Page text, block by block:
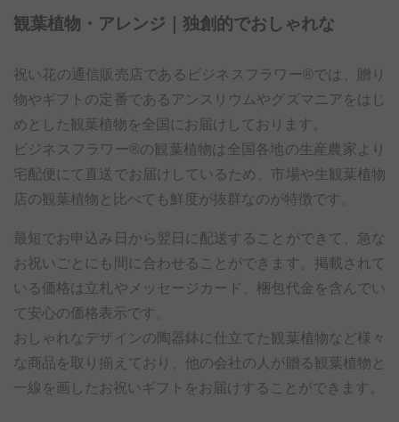
観葉植物・アレンジ｜独創的でおしゃれな
祝い花の通信販売店であるビジネスフラワー®では、贈り
物やギフトの定番であるアンスリウムやグズマニアをはじ
めとした観葉植物を全国にお届けしております。
ビジネスフラワー®の観葉植物は全国各地の生産農家より
宅配便にて直送でお届けしているため、市場や生観葉植物
店の観葉植物と比べても鮮度が抜群なのが特徴です。
最短でお申込み日から翌日に配送することができて、急な
お祝いごとにも間に合わせることができます。掲載されて
いる価格は立札やメッセージカード、梱包代金を含んでい
て安心の価格表示です。
おしゃれなデザインの陶器鉢に仕立てた観葉植物など様々
な商品を取り揃えており、他の会社の人が贈る観葉植物と
一線を画したお祝いギフトをお届けすることができます。